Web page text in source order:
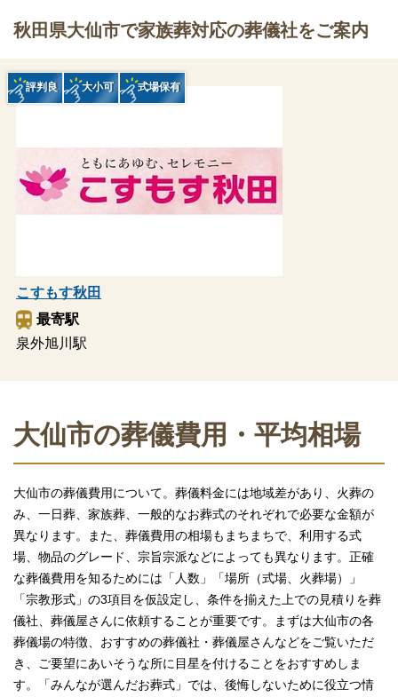
秋田県大仙市で家族葬対応の葬儀社をご案内
こすもす秋田
最寄駅
泉外旭川駅
評判良 大小可 式場保有
大仙市の葬儀費用・平均相場
大仙市の葬儀費用について。葬儀料金には地域差があり、火葬の
み、一日葬、家族葬、一般的なお葬式のそれぞれで必要な金額が
異なります。また、葬儀費用の相場もまちまちで、利用する式
場、物品のグレード、宗旨宗派などによっても異なります。正確
な葬儀費用を知るためには「人数」「場所（式場、火葬場）」
「宗教形式」の3項目を仮設定し、条件を揃えた上での見積りを葬
儀社、葬儀屋さんに依頼することが重要です。まずは大仙市の各
葬儀場の特徴、おすすめの葬儀社・葬儀屋さんなどをご覧いただ
き、ご要望にあいそうな所に目星を付けることをおすすめしま
す。「みんなが選んだお葬式」では、後悔しないために役立つ情